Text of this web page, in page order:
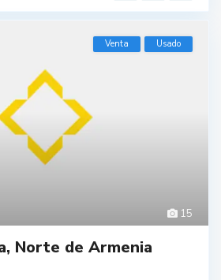
15
Venta Usado
Norte de Armenia